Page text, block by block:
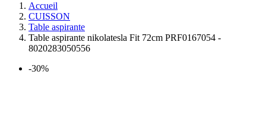
Accueil
CUISSON
Table aspirante
Table aspirante nikolatesla Fit 72cm PRF0167054 -
8020283050556
-30%